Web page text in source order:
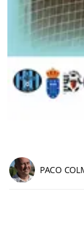
PACO